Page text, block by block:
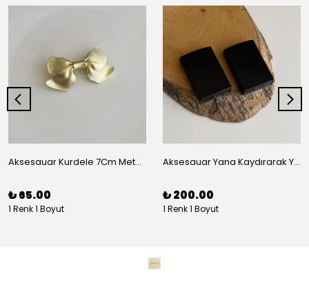
Aksesauar Kurdele 7Cm Metal Pens Toka
₺ 65.00
1 Renk 1 Boyut
Aksesauar Yana Kaydırarak Yanmalı Kum Siyah Çakmak
₺ 200.00
1 Renk 1 Boyut